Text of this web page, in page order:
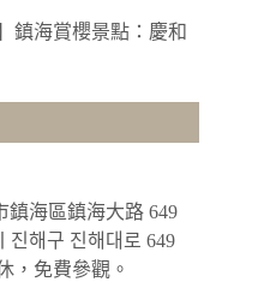
鎮海區鎮海大路 649
진해구 진해대로 649
，免費參觀。